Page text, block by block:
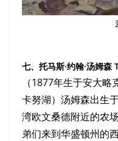
七、托马斯·约翰·汤姆
（1877年生于安大
卡努湖）汤姆森出生
湾欧文桑德附近的农
弟们来到华盛顿州的